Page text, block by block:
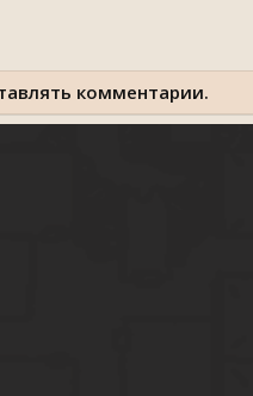
комментарии.